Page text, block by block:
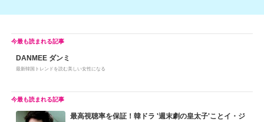
DANMEE ダンミ
最新韓国トレンドを読む美しい女性になる
最高視聴率を保証！韓ドラ '週末劇の皇太子'ことイ・ジ